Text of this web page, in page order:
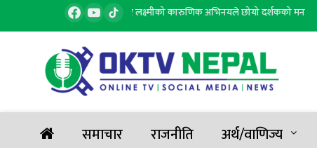
जल’ सार्वजनिक, सुरज र लक्ष्मीको कारुणिक अभिनयले छोयो दर्शकको मन २
समाचार राजनीति अर्थ/वाणिज्य